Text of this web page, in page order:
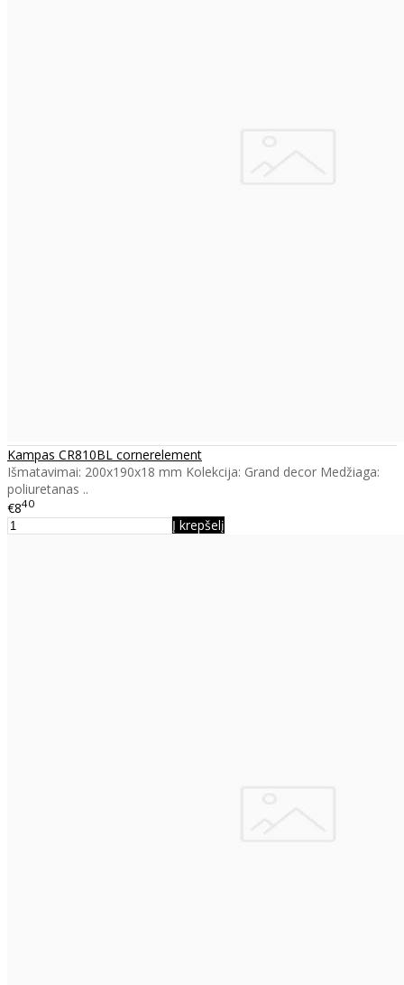
Kampas CR810BL cornerelement
Išmatavimai: 200x190x18 mm Kolekcija: Grand decor Medžiaga:
poliuretanas ..
€840
Į krepšelį